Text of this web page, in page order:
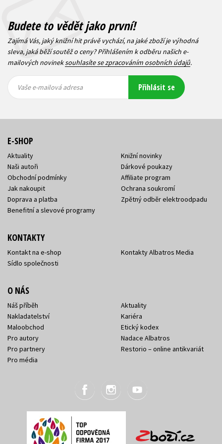
Budete to vědět jako první!
Zajímá Vás, jaký knižní hit právě vychází, na jaké zboží je výhodná
sleva, jaká běží soutěž o ceny? Přihlášením k odběru našich e-
mailových novineksouhlasíte se zpracováním osobních údajů.
mailová
mailová
Vaše e-mailová adresa Přihlásit se
E-SHOP
Aktuality
Naši autoři
Obchodní podmínky
Jak nakoupit
Doprava a platba
Benefitní a slevové programy
Knižní novinky
Dárkové poukazy
Affiliate program
Ochrana soukromí
Zpětný odběr elektroodpadu
KONTAKTY
Kontakt na e-shop
Sídlo společnosti
Kontakty Albatros Media
O NÁS
Náš příběh
Nakladatelství
Maloobchod
Pro autory
Pro partnery
Pro média
Aktuality
Kariéra
Etický kodex
Nadace Albatros
Restorio – online antikvariát